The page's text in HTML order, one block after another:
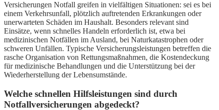
Versicherungen Notfall greifen in vielfältigen Situationen: sei es bei
einem Verkehrsunfall, plötzlich auftretenden Erkrankungen oder
unerwarteten Schäden im Haushalt. Besonders relevant sind
Einsätze, wenn schnelles Handeln erforderlich ist, etwa bei
medizinischen Notfällen im Ausland, bei Naturkatastrophen oder
schweren Unfällen. Typische Versicherungsleistungen betreffen die
rasche Organisation von Rettungsmaßnahmen, die Kostendeckung
für medizinische Behandlungen und die Unterstützung bei der
Wiederherstellung der Lebensumstände.
Welche schnellen Hilfsleistungen sind durch
Notfallversicherungen abgedeckt?